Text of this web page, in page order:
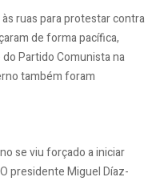
ruas para protestar contra
de forma pacífica,
Partido Comunista na
também foram
se viu forçado a iniciar
presidente Miguel Díaz-